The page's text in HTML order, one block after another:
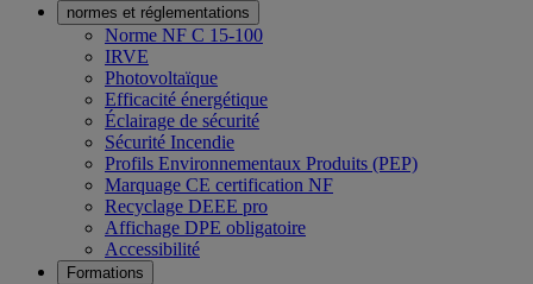
normes et réglementations
Norme NF C 15-100
IRVE
Photovoltaïque
Efficacité énergétique
Éclairage de sécurité
Sécurité Incendie
Profils Environnementaux Produits (PEP)
Marquage CE certification NF
Recyclage DEEE pro
Affichage DPE obligatoire
Accessibilité
Formations